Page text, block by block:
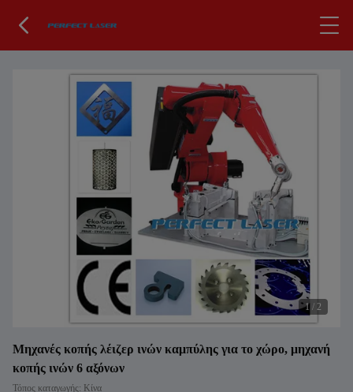
1 / 2
Μηχανές κοπής λέιζερ ινών καμπύλης για το χώρο, μηχανή
κοπής ινών 6 αξόνων
Τόπος καταγωγής: Κίνα